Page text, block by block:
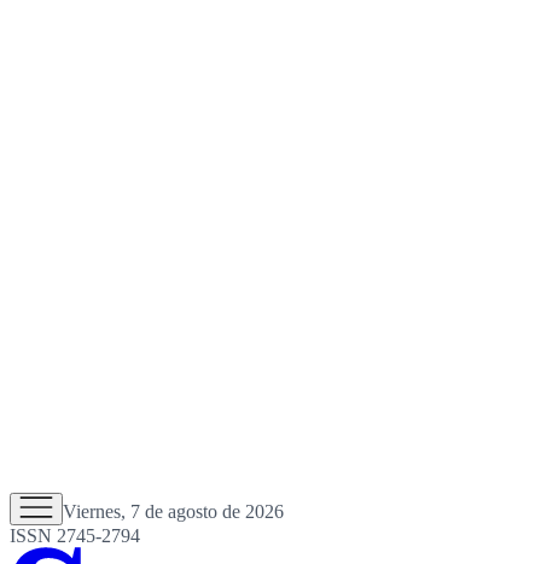
Viernes, 7 de agosto de 2026
ISSN 2745-2794